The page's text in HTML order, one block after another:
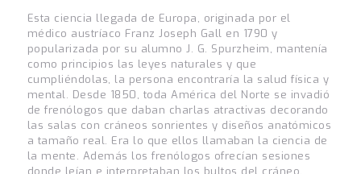
Esta ciencia llegada de Europa, originada por el
médico austríaco Franz Joseph Gall en 1790 y
popularizada por su alumno J. G. Spurzheim, mantenía
como principios las leyes naturales y que
cumpliéndolas, la persona encontraría la salud física y
mental. Desde 1850, toda América del Norte se invadió
de frenólogos que daban charlas atractivas decorando
las salas con cráneos sonrientes y diseños anatómicos
a tamaño real. Era lo que ellos llamaban la ciencia de
la mente. Además los frenólogos ofrecían sesiones
donde leían e interpretaban los bultos del cráneo.